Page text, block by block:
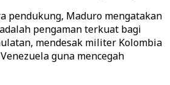
pendukung, Maduro mengatakan
pengaman terkuat bagi
mendesak militer Kolombia
guna mencegah